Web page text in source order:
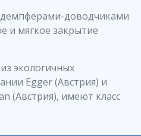
доводчиками
и мягкое закрытие
из экологичных
Egger (Австрия) и
(Австрия), имеют класс